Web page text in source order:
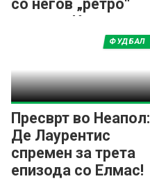
со негов „ретро“
дрес од Интер
Пресврт во Неапол:
Де Лаурентис
спремен за трета
епизода со Елмас!
ФУДБАЛ